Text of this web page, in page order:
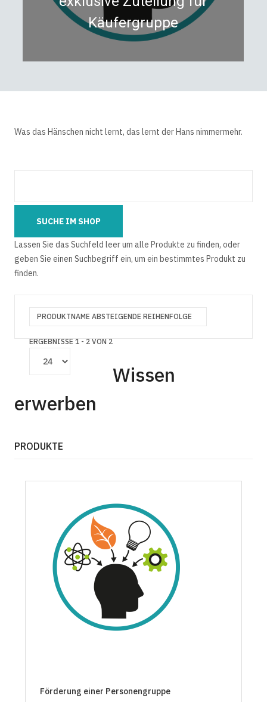
Käufergruppe
Was das Hänschen nicht lernt, das lernt der Hans nimmermehr.
Lassen Sie das Suchfeld leer um alle Produkte zu finden, oder
geben Sie einen Suchbegriff ein, um ein bestimmtes Produkt zu
finden.
PRODUKTNAME ABSTEIGENDE REIHENFOLGE
ERGEBNISSE 1 - 2 VON 2
Wissen
erwerben
PRODUKTE
Förderung einer Personengruppe